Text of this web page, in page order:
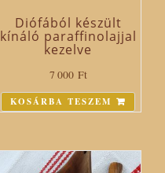
Diófából készült
kínáló paraffinolajjal
kezelve
7 000 Ft
KOSÁRBA TESZEM